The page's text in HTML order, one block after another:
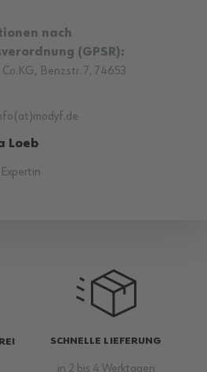
nach
(GPSR):
Benzstr. 7, 74653
Loeb
SCHNELLE LIEFERUNG
in 2 bis 4 Werktagen